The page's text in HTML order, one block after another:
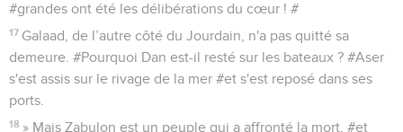
#grandes ont été les délibérations du cœur ! #
17 Galaad, de l’autre côté du Jourdain, n'a pas quitté sa
demeure. #Pourquoi Dan est-il resté sur les bateaux ? #Aser
s'est assis sur le rivage de la mer #et s'est reposé dans ses
ports.
18 » Mais Zabulon est un peuple qui a affronté la mort, #et